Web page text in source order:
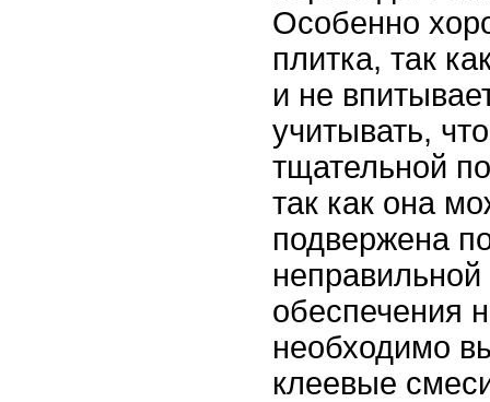
Особенно
плитка, так
и не
учитывать,
тщательной
так как она
подвержена
обеспечения
необходимо
клеевые